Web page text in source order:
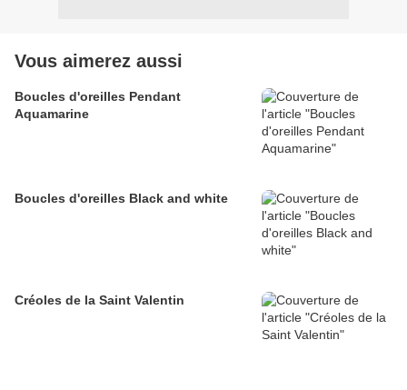
Vous aimerez aussi
Boucles d'oreilles Pendant
Aquamarine
Boucles d'oreilles Black and white
Créoles de la Saint Valentin